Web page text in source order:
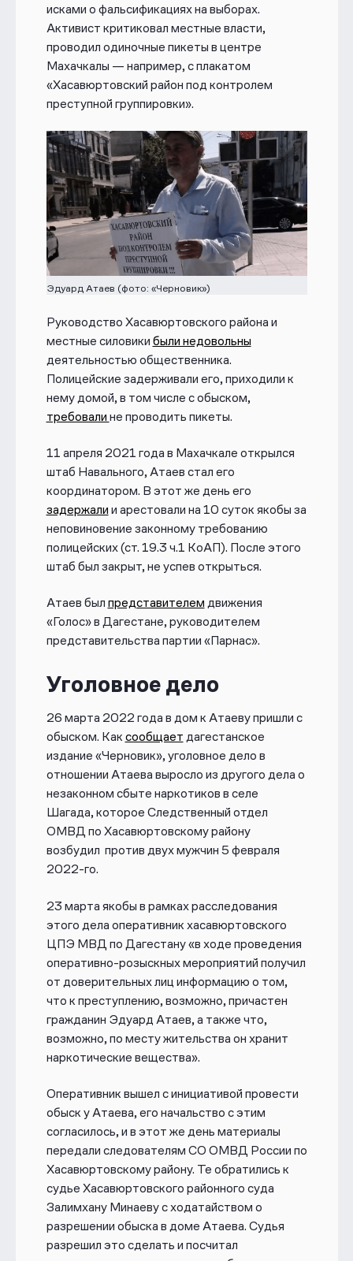
исками о фальсификациях на выборах.
Активист критиковал местные власти,
проводил одиночные пикеты в центре
Махачкалы — например, с плакатом
«Хасавюртовский район под контролем
преступной группировки».
Эдуард Атаев (фото: «Черновик»)
Руководство Хасавюртовского района и
местные силовики были недовольны
деятельностью общественника.
Полицейские задерживали его, приходили к
нему домой, в том числе с обыском,
требовали не проводить пикеты.
11 апреля 2021 года в Махачкале открылся
штаб Навального, Атаев стал его
координатором. В этот же день его
задержали и арестовали на 10 суток якобы за
неповиновение законному требованию
полицейских (ст. 19.3 ч.1 КоАП). После этого
штаб был закрыт, не успев открыться.
Атаев был представителем движения
«Голос» в Дагестане, руководителем
представительства партии «Парнас».
Уголовное дело
26 марта 2022 года в дом к Атаеву пришли с
обыском. Как сообщает дагестанское
издание «Черновик», уголовное дело в
отношении Атаева выросло из другого дела о
незаконном сбыте наркотиков в селе
Шагада, которое Следственный отдел
ОМВД по Хасавюртовскому району
возбудил против двух мужчин 5 февраля
2022-го.
23 марта якобы в рамках расследования
этого дела оперативник хасавюртовского
ЦПЭ МВД по Дагестану «в ходе проведения
оперативно-розыскных мероприятий получил
от доверительных лиц информацию о том,
что к преступлению, возможно, причастен
гражданин Эдуард Атаев, а также что,
возможно, по месту жительства он хранит
наркотические вещества».
Оперативник вышел с инициативой провести
обыск у Атаева, его начальство с этим
согласилось, и в этот же день материалы
передали следователям СО ОМВД России по
Хасавюртовскому району. Те обратились к
судье Хасавюртовского районного суда
Залимхану Минаевус ходатайством о
разрешении обыска в доме Атаева. Судья
разрешил это сделать и посчитал